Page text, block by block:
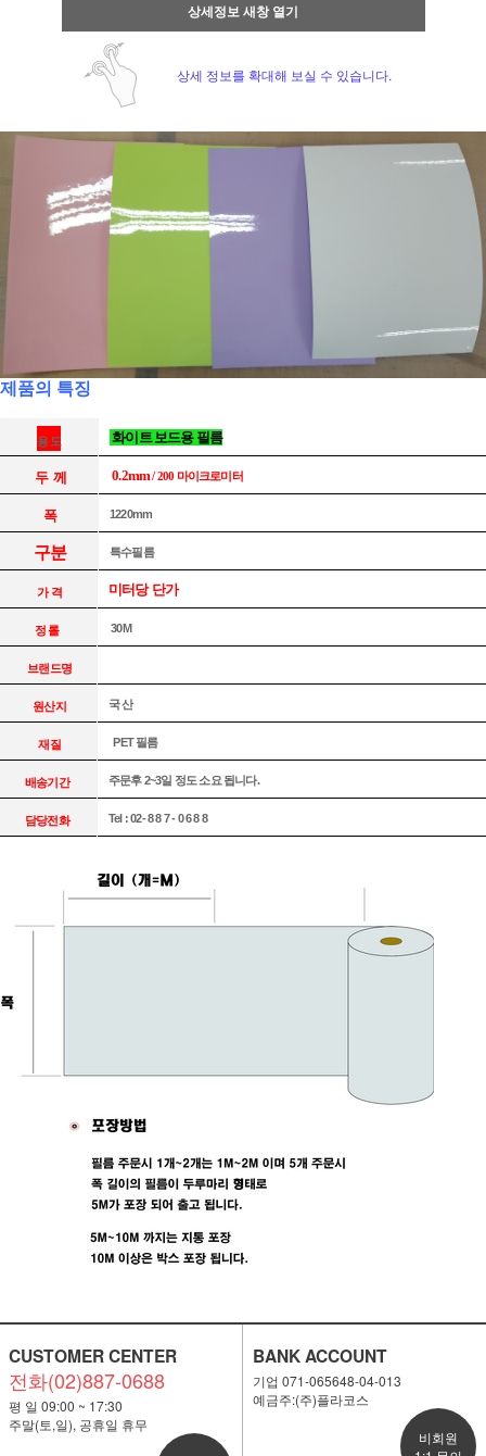
이코 라이프 하
PAYCO 바
상세정보 새창 열기
상세 정보를 확대해 보실 수 있습니다.
제품의 특징
용 도 화이트 보드용 필름
두 께 0.2mm / 200 마이크로미터
폭 1220mm
구분 특수필름
가 격 미터당 단가
정 롤 30M
브랜드명
원산지 국 산
재질 PET 필름
배송기간 주문후 2~3일 정도 소요 됩니다.
담당전화 Tel : 02- 8 8 7 - 0 6 8 8
CUSTOMER CENTER
전화(02)887-0688
평 일 09:00 ~ 17:30
주말(토,일), 공휴일 휴무
BANK ACCOUNT
기업 071-065648-04-013
예금주:(주)플라코스
비회원